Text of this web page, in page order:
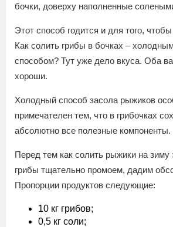
бочки, доверху наполненные
Этот способ годится и для того,
Как солить грибы в бочках –
способом? Тут уже дело вкуса. Оба
хороши.
Холодный способ засола рыжиков
примечателен тем, что в грибочках
абсолютно все полезные компоненты.
Перед тем как солить рыжики на зиму
грибы тщательно промоем, дадим
Пропорции продуктов следующие:
10 кг грибов;
0,5 кг соли;